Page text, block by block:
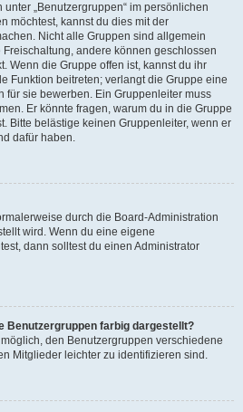
„Benutzergruppen“ im persönlichen
möchtest, kannst du dies mit der
Nicht alle Gruppen sind allgemein
andere können geschlossen
Wenn die Gruppe offen ist, kannst du ihr
Funktion beitreten; verlangt die Gruppe eine
für sie bewerben. Ein Gruppenleiter muss
Er könnte fragen, warum du in die Gruppe
Bitte belästige keinen Gruppenleiter, wenn er
dafür haben.
durch die Board-Administration
wird. Wenn du eine eigene
dann solltest du einen Administrator
Benutzergruppen farbig dargestellt?
den Benutzergruppen verschiedene
Mitglieder leichter zu identifizieren sind.